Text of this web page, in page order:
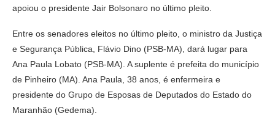
apoiou o presidente Jair Bolsonaro no último pleito.
Entre os senadores eleitos no último pleito, o ministro da Justiça
e Segurança Pública, Flávio Dino (PSB-MA), dará lugar para
Ana Paula Lobato (PSB-MA). A suplente é prefeita do município
de Pinheiro (MA). Ana Paula, 38 anos, é enfermeira e
presidente do Grupo de Esposas de Deputados do Estado do
Maranhão (Gedema).